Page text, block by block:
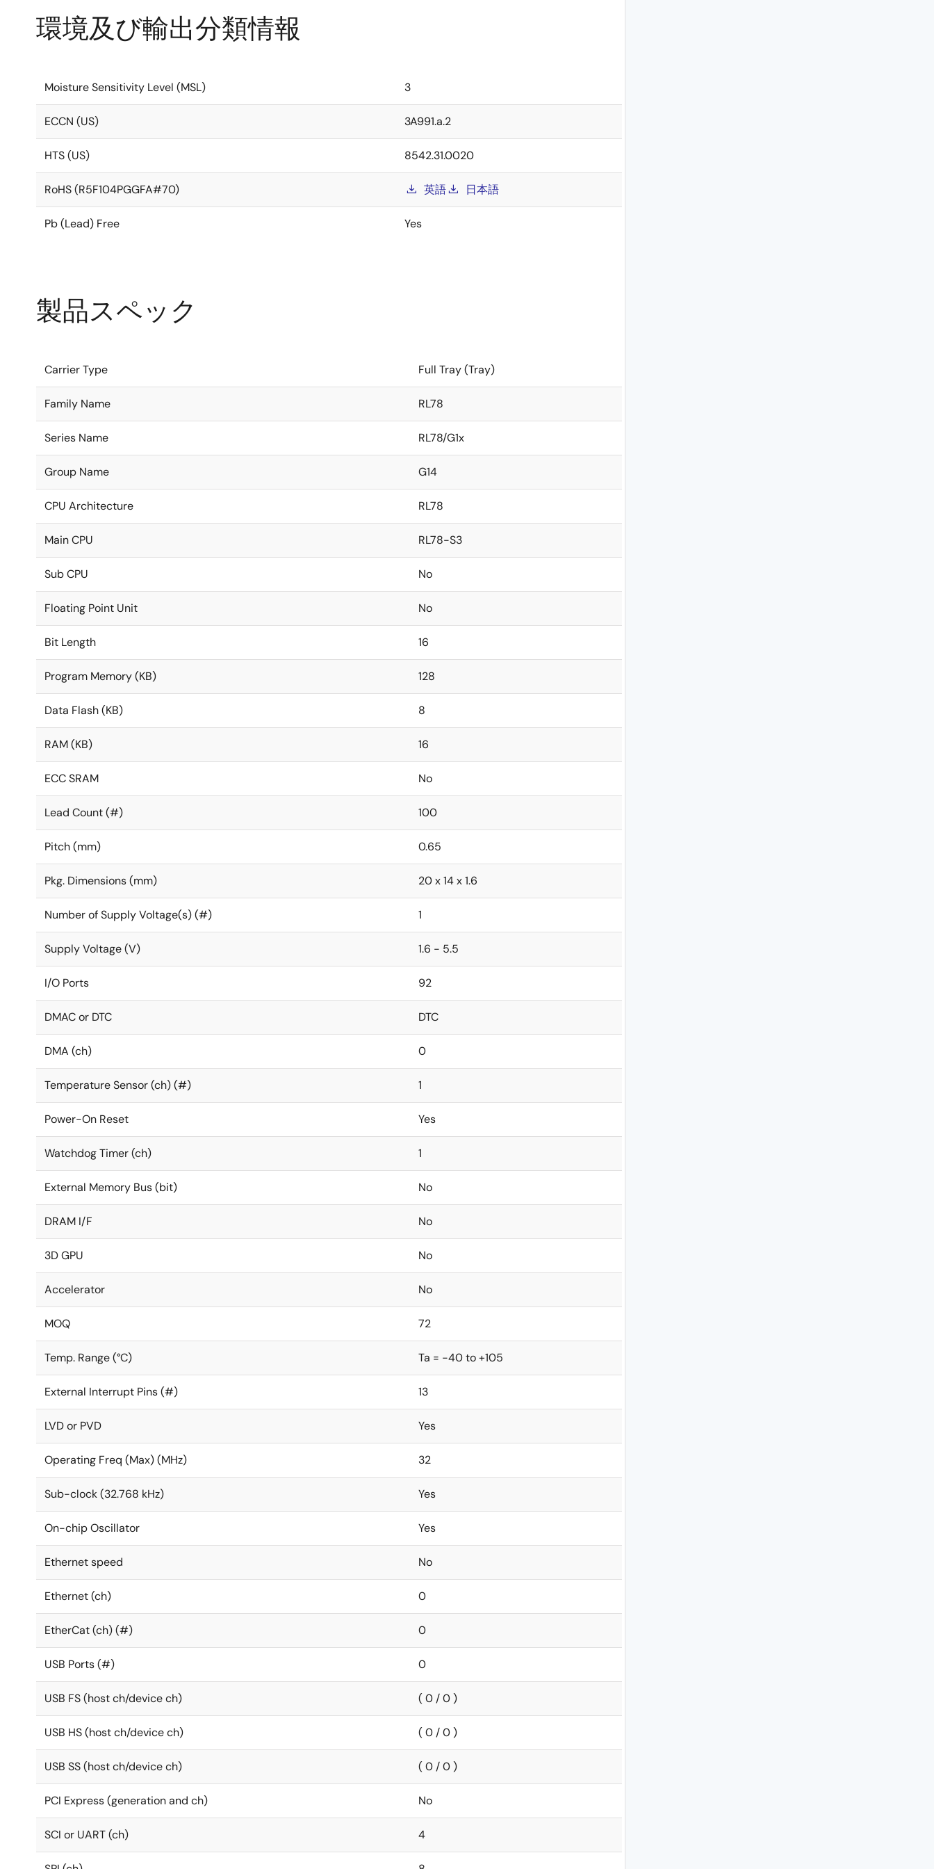
環境及び輸出分類情報
Moisture Sensitivity Level (MSL) 3
ECCN (US) 3A991.a.2
HTS (US) 8542.31.0020
RoHS (R5F104PGGFA#70) 英語 日本語
Pb (Lead) Free Yes
製品スペック
Carrier Type Full Tray (Tray)
Family Name RL78
Series Name RL78/G1x
Group Name G14
CPU Architecture RL78
Main CPU RL78-S3
Sub CPU No
Floating Point Unit No
Bit Length 16
Program Memory (KB) 128
Data Flash (KB) 8
RAM (KB) 16
ECC SRAM No
Lead Count (#) 100
Pitch (mm) 0.65
Pkg. Dimensions (mm) 20 x 14 x 1.6
Number of Supply Voltage(s) (#) 1
Supply Voltage (V) 1.6 - 5.5
I/O Ports 92
DMAC or DTC DTC
DMA (ch) 0
Temperature Sensor (ch) (#) 1
Power-On Reset Yes
Watchdog Timer (ch) 1
External Memory Bus (bit) No
DRAM I/F No
3D GPU No
Accelerator No
MOQ 72
Temp. Range (°C) Ta = -40 to +105
External Interrupt Pins (#) 13
LVD or PVD Yes
Operating Freq (Max) (MHz) 32
Sub-clock (32.768 kHz) Yes
On-chip Oscillator Yes
Ethernet speed No
Ethernet (ch) 0
EtherCat (ch) (#) 0
USB Ports (#) 0
USB FS (host ch/device ch) ( 0 / 0 )
USB HS (host ch/device ch) ( 0 / 0 )
USB SS (host ch/device ch) ( 0 / 0 )
PCI Express (generation and ch) No
SCI or UART (ch) 4